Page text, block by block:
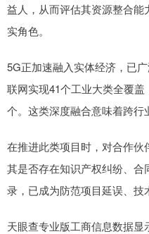
益人，从而评估其资源整合
实角色。
5G正加速融入实体经济，已
联网实现41个工业大类全覆盖
个。这类深度融合意味着跨行
在推进此类项目时，对合作
其是否存在知识产权纠纷、
录，已成为防范项目延误、技
天眼查专业版工商信息数据